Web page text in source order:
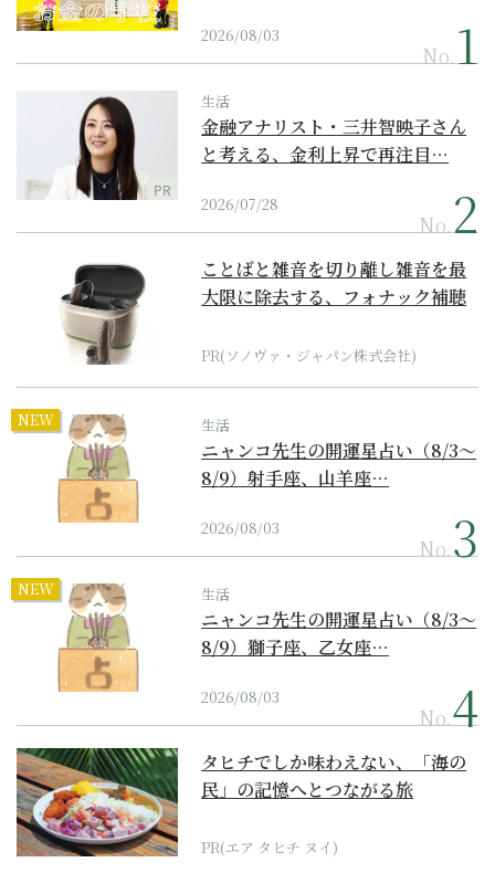
2026/08/03
No.
PR
生活
金融アナリスト・三井智映子さん
と考える、金利上昇で再注目…
2026/07/28
No.
ことばと雑音を切り離し雑音を最
大限に除去する、フォナック補聴
PR(ソノヴァ・ジャパン株式会社)
NEW 生活
ニャンコ先生の開運星占い（8/3～
8/9）射手座、山羊座…
2026/08/03
No.
NEW 生活
ニャンコ先生の開運星占い（8/3～
8/9）獅子座、乙女座…
2026/08/03
No.
タヒチでしか味わえない、「海の
民」の記憶へとつながる旅
PR(エア タヒチ ヌイ)